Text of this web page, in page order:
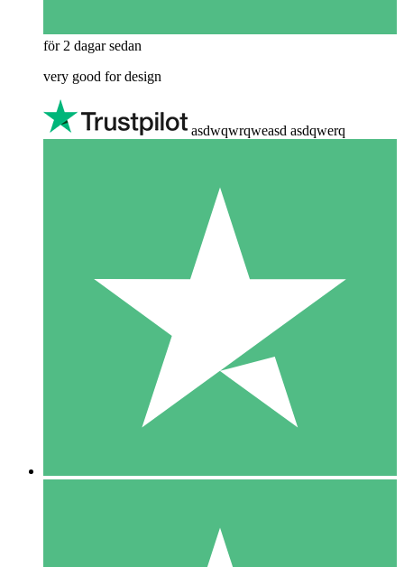
för 2 dagar sedan
very good for design
asdwqwrqweasd asdqwerq